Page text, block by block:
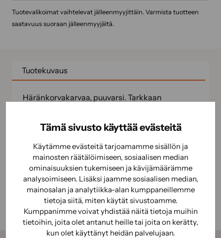
Tämä sivusto käyttää evästeitä
Käytämme evästeitä tarjoamamme sisällön ja
mainosten räätälöimiseen, sosiaalisen median
ominaisuuksien tukemiseen ja kävijämäärämme
analysoimiseen. Lisäksi jaamme sosiaalisen median,
mainosalan ja analytiikka-alan kumppaneillemme
tietoja siitä, miten käytät sivustoamme.
Kumppanimme voivat yhdistää näitä tietoja muihin
tietoihin, joita olet antanut heille tai joita on kerätty,
kun olet käyttänyt heidän palvelujaan.
Tuotevalikoimat vaihtelevat jälleenmyyjittäin. Varmista tuotteen
saatavuus suoraan jälleenmyyjältä.
Tuotekuvaus
Häränkorvakarvaa, puuvarsi. Tarkkaan
Käyttöohje
Käyttöturvallisuus